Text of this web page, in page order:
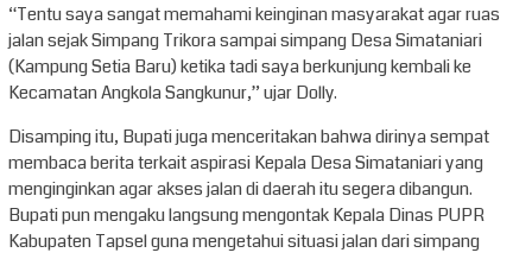
“Tentu saya sangat memahami keinginan masyarakat agar ruas
jalan sejak Simpang Trikora sampai simpang Desa Simataniari
(Kampung Setia Baru) ketika tadi saya berkunjung kembali ke
Kecamatan Angkola Sangkunur,” ujar Dolly.
Disamping itu, Bupati juga menceritakan bahwa dirinya sempat
membaca berita terkait aspirasi Kepala Desa Simataniari yang
menginginkan agar akses jalan di daerah itu segera dibangun.
Bupati pun mengaku langsung mengontak Kepala Dinas PUPR
Kabupaten Tapsel guna mengetahui situasi jalan dari simpang